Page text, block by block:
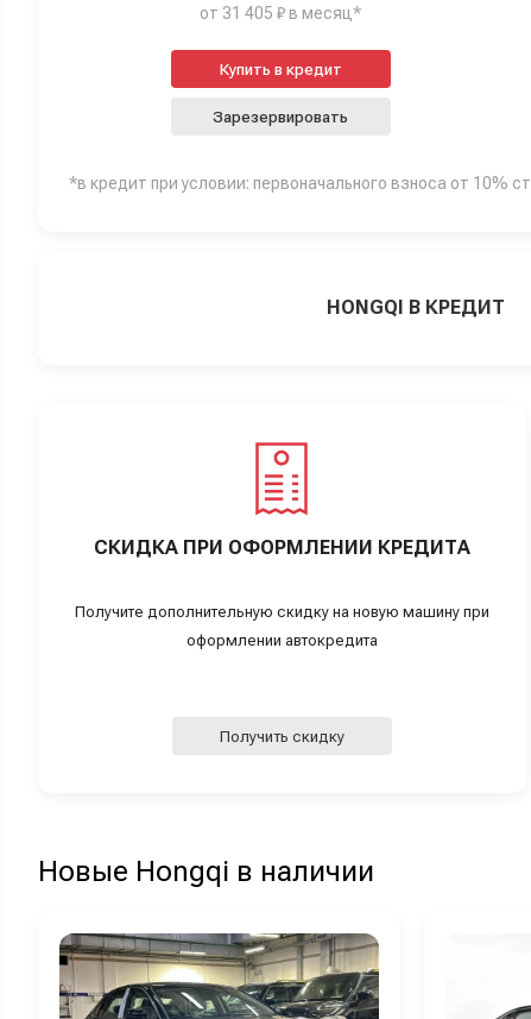
от 31 405 ₽ в месяц*
Купить в кредит
Зарезервировать
*в кредит при условии: первоначального взноса от 10%
HONGQI В КРЕДИТ
СКИДКА ПРИ ОФОРМЛЕНИИ КРЕДИТА
Получите дополнительную скидку на новую машину при
оформлении автокредита
Получить скидку
Новые Hongqi в наличии